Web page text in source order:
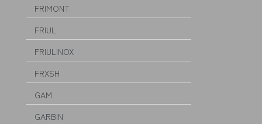
FRIMONT
FRIUL
FRIULINOX
FRXSH
GAM
GARBIN